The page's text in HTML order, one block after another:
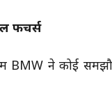
फीचर्स
BMW ने कोई